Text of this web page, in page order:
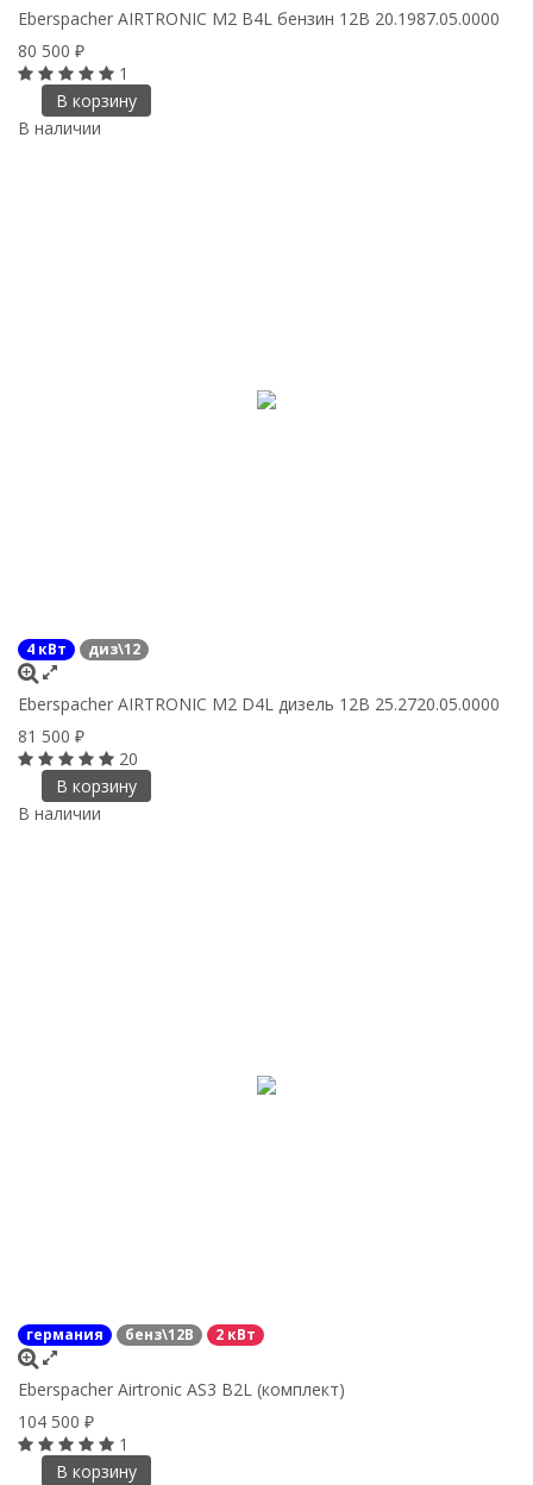
Eberspacher AIRTRONIC M2 B4L бензин 12В 20.1987.05.0000
80 500 ₽
1
В корзину
В наличии
4 кВт диз\12
Eberspacher AIRTRONIC M2 D4L дизель 12В 25.2720.05.0000
81 500 ₽
20
В корзину
В наличии
германия бенз\12В 2 кВт
Eberspacher Airtronic AS3 B2L (комплект)
104 500 ₽
1
В корзину